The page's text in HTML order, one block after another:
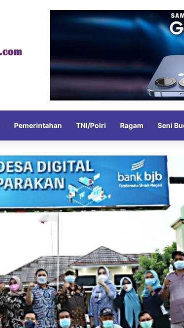
Pemerintahan TNI/Polri Ragam Seni